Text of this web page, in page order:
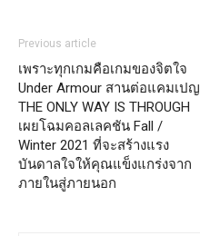
Previous article
เพราะทุกเกมคือเกมของจิตใจ
Under Armour สานต่อแคมเปญ
THE ONLY WAY IS THROUGH
เผยโฉมคอลเลคชัน Fall /
Winter 2021 ที่จะสร้างแรง
บันดาลใจให้คุณแข็งแกร่งจาก
ภายในสู่ภายนอก